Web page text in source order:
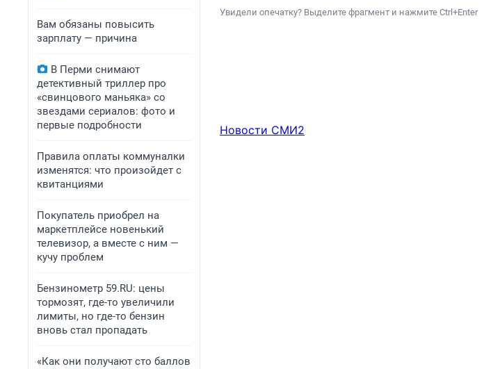
Вам обязаны повысить
зарплату — причина
В Перми снимают
детективный триллер про
«свинцового маньяка» со
звездами сериалов: фото и
первые подробности
Правила оплаты коммуналки
изменятся: что произойдет с
квитанциями
Покупатель приобрел на
маркетплейсе новенький
телевизор, а вместе с ним —
кучу проблем
Бензинометр 59.RU: цены
тормозят, где-то увеличили
лимиты, но где-то бензин
вновь стал пропадать
«Как они получают сто баллов
Увидели опечатку? Выделите фрагмент и нажмите Ctrl+Enter
Новости СМИ2